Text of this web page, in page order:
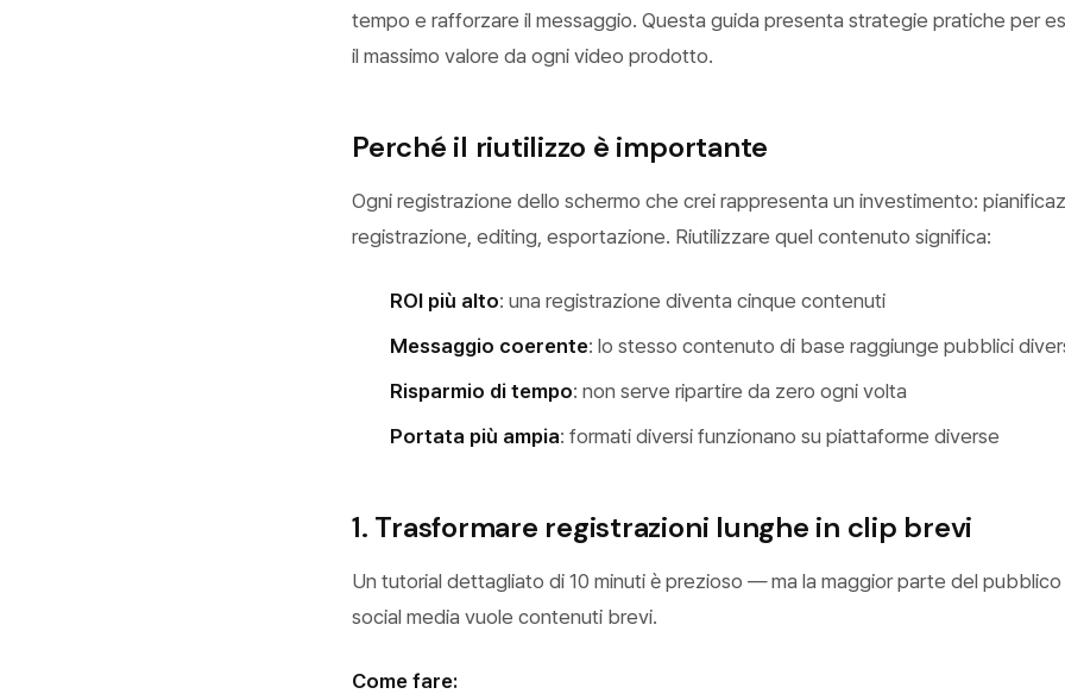
tempo e rafforzare il messaggio. Questa guida presenta strategie pratiche per
il massimo valore da ogni video prodotto.
Perché il riutilizzo è importante
Ogni registrazione dello schermo che crei rappresenta un investimento:
registrazione, editing, esportazione. Riutilizzare quel contenuto significa:
ROI più alto: una registrazione diventa cinque contenuti
Messaggio coerente: lo stesso contenuto di base raggiunge pubblici
Risparmio di tempo: non serve ripartire da zero ogni volta
Portata più ampia: formati diversi funzionano su piattaforme diverse
1. Trasformare registrazioni lunghe in clip brevi
Un tutorial dettagliato di 10 minuti è prezioso — ma la maggior parte del
social media vuole contenuti brevi.
Come fare: